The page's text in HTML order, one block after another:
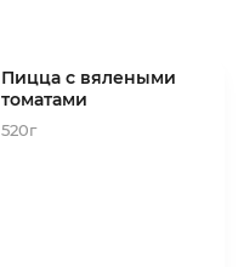
Пицца с вялеными
томатами
520г